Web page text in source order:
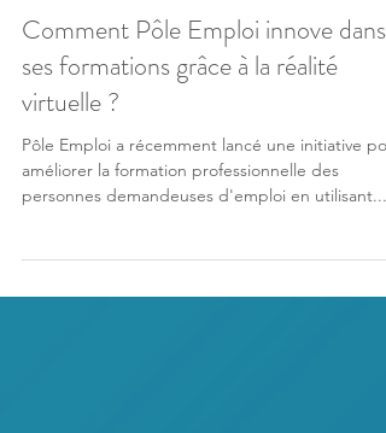
17 mars 2023 1 min de lecture
Comment Pôle Emploi innove dans
ses formations grâce à la réalité
virtuelle ?
Pôle Emploi a récemment lancé une initiative